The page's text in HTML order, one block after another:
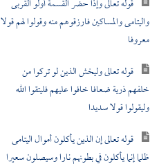
قوله تعالى وإذا حضر القسمة أولو القربى
واليتامى والمساكين فارزقوهم منه وقولوا لهم قولا
معروفا
قوله تعالى وليخش الذين لو تركوا من
خلفهم ذرية ضعافا خافوا عليهم فليتقوا الله
وليقولوا قولا سديدا
قوله تعالى إن الذين يأكلون أموال اليتامى
ظلما إنما يأكلون في بطونهم نارا وسيصلون سعيرا